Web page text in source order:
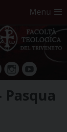
Menu
Instagram
YouTube